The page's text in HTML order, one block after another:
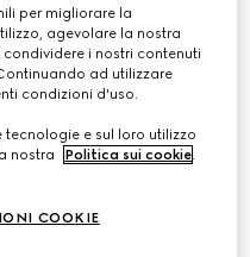
per migliorare la
agevolare la nostra
i nostri contenuti
ad utilizzare
condizioni d'uso.
tecnologie e sul loro utilizzo
nostra
Politica sui cookie
COOKIE